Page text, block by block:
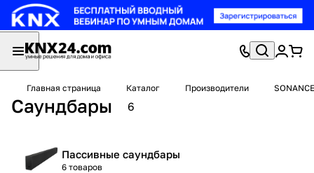
Главная страница Каталог Производители SONANCE
Саундбары 6
Пассивные саундбары
6 товаров